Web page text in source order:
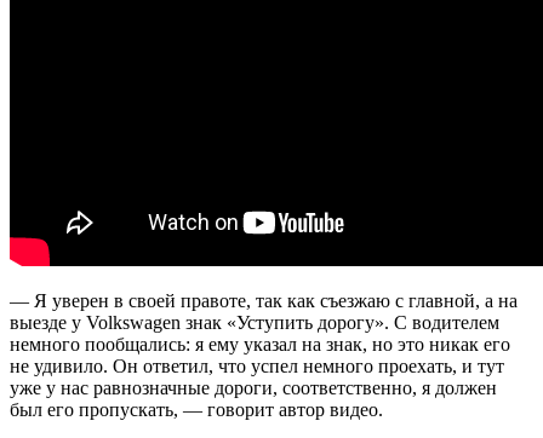
— Я уверен в своей правоте, так как съезжаю с главной, а на
выезде у Volkswagen знак «Уступить дорогу». С водителем
немного пообщались: я ему указал на знак, но это никак его
не удивило. Он ответил, что успел немного проехать, и тут
уже у нас равнозначные дороги, соответственно, я должен
был его пропускать, — говорит автор видео.